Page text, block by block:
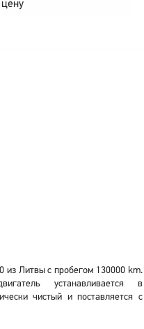
цену
из Литвы с пробегом 130000 km.
устанавливается в
чистый и поставляется с